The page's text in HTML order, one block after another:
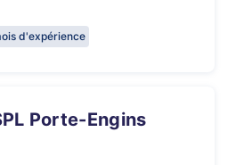
d'expérience